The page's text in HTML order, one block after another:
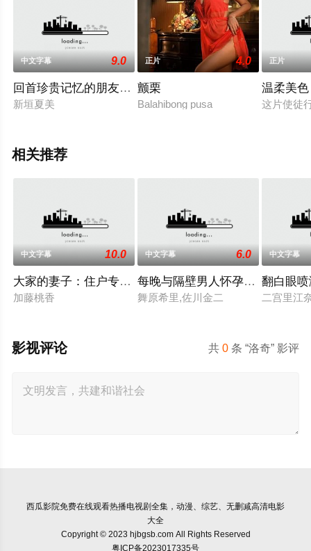
中文字幕 9.0
回首珍贵记忆的朋友妈妈
新垣夏美
正片 4.0
颤栗
Balahibong pusa
正片
温柔美色
这片使徒
相关推荐
中文字幕 10.0
大家的妻子：住户专用洞口
加藤桃香
中文字幕 6.0
每晚与隔壁男人怀孕性爱
舞原希里,佐川金二
中文字幕
翻白眼
二宫里江
共0 条 “洛奇” 影评
影视评论
西瓜影院免费在线观看热播电视剧全集，动漫、综艺、无删减高清电影
大全
Copyright © 2023 hjbgsb.com All Rights Reserved
粤ICP备2023017335号